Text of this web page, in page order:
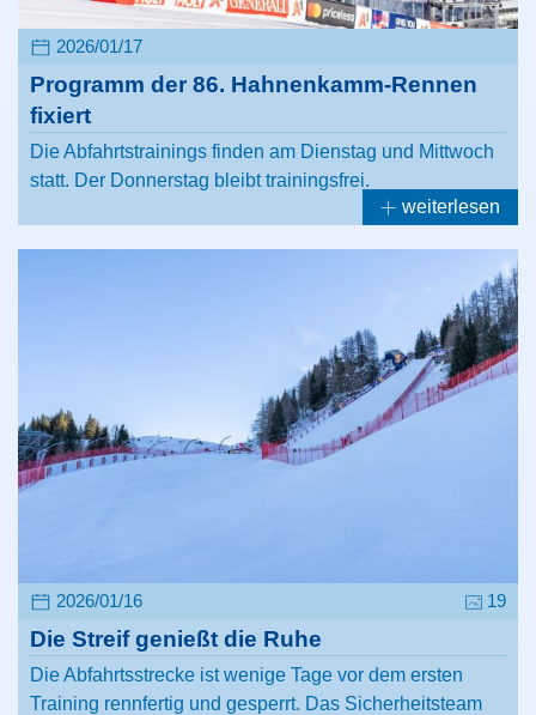
2026/01/17
Programm der 86. Hahnenkamm-Rennen
fixiert
Die Abfahrtstrainings finden am Dienstag und Mittwoch
statt. Der Donnerstag bleibt trainingsfrei.
weiterlesen
2026/01/16 19
Die Streif genießt die Ruhe
Die Abfahrtsstrecke ist wenige Tage vor dem ersten
Training rennfertig und gesperrt. Das Sicherheitsteam